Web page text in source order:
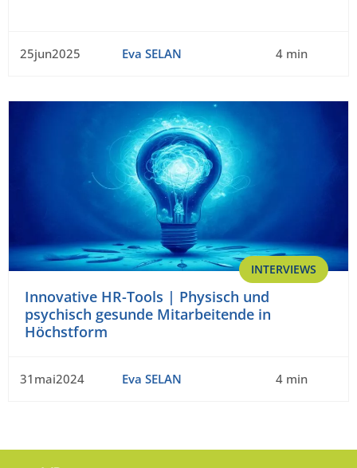
25jun2025 Eva SELAN 4 min
INTERVIEWS
Innovative HR-Tools | Physisch und
psychisch gesunde Mitarbeitende in
Höchstform
31mai2024 Eva SELAN 4 min